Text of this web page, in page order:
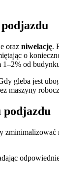
oraz niwelację.
o
1–2% od
gleba jest
maszyny
podjazdu